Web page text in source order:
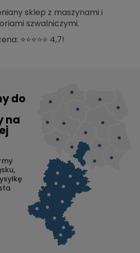
sklep z maszynami i
szwalniczymi.
⭐⭐⭐⭐⭐ 4,7!
do
na